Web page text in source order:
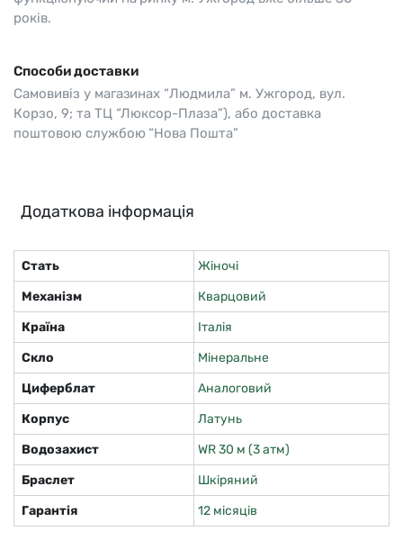
років.
Способи доставки
Самовивіз у магазинах “Людмила” м. Ужгород, вул.
Корзо, 9; та ТЦ “Люксор-Плаза”), або доставка
поштовою службою “Нова Пошта”
Додаткова інформація
Стать
Жіночі
Механізм
Кварцовий
Країна
Італія
Скло
Мінеральне
Циферблат
Аналоговий
Корпус
Латунь
Водозахист
WR 30 м (3 атм)
Браслет
Шкіряний
Гарантія
12 місяців